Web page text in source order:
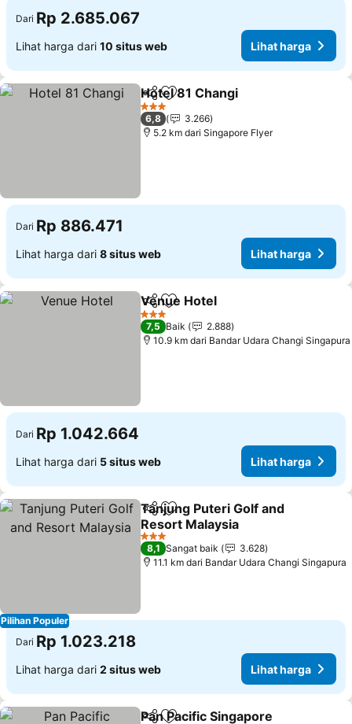
Dari Rp 2.685.067
Lihat harga dari 10 situs web Lihat harga
BagikanTambahkan ke favorit
Hotel 81 Changi
3 Bintang
6,8
3.266
5.2 km dari Singapore Flyer
Dari Rp 886.471
Lihat harga dari 8 situs web Lihat harga
BagikanTambahkan ke favorit
Venue Hotel
3 Bintang
7,5 Baik
2.888
10.9 km dari Bandar Udara Changi Singapura
Dari Rp 1.042.664
Lihat harga dari 5 situs web Lihat harga
Pilihan Populer
BagikanTambahkan ke favorit
Tanjung Puteri Golf and
Resort Malaysia
Lihat harga
3 Bintang
8,1 Sangat baik
3.628
11.1 km dari Bandar Udara Changi Singapura
Dari Rp 1.023.218
Lihat harga dari 2 situs web Lihat harga
Pan Pacific Singapore